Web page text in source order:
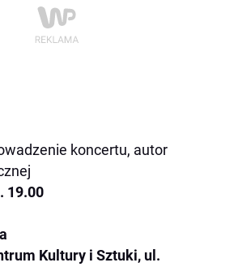
koncertu, autor
19.00
Kultury i Sztuki, ul.